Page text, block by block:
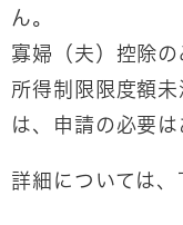
ん。
寡婦（夫）控除の
所得制限限度額
は、申請の必要は
詳細については、